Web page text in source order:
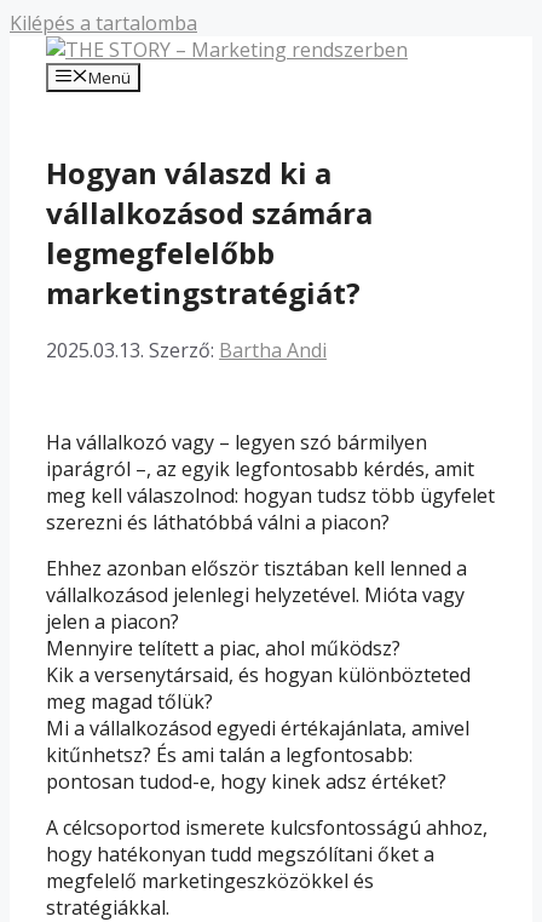
Kilépés a tartalomba
Menü
Hogyan válaszd ki a
vállalkozásod számára
legmegfelelőbb
marketingstratégiát?
2025.03.13. Szerző: Bartha Andi
Ha vállalkozó vagy – legyen szó bármilyen
iparágról –, az egyik legfontosabb kérdés, amit
meg kell válaszolnod: hogyan tudsz több ügyfelet
szerezni és láthatóbbá válni a piacon?
Ehhez azonban először tisztában kell lenned a
vállalkozásod jelenlegi helyzetével. Mióta vagy
jelen a piacon?
Mennyire telített a piac, ahol működsz?
Kik a versenytársaid, és hogyan különbözteted
meg magad tőlük?
Mi a vállalkozásod egyedi értékajánlata, amivel
kitűnhetsz? És ami talán a legfontosabb:
pontosan tudod-e, hogy kinek adsz értéket?
A célcsoportod ismerete kulcsfontosságú ahhoz,
hogy hatékonyan tudd megszólítani őket a
megfelelő marketingeszközökkel és
stratégiákkal.